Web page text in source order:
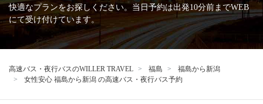
快適なプランをお探しください。当日予約は出発10分前までWEB
にて受け付けています。
高速バス・夜行バスのWILLER TRAVEL 福島
福島から新潟
女性安心 福島から新潟 の高速バス・夜行バス予約